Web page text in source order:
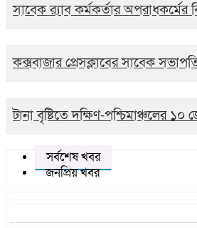
সাবেক র‍্যাব কর্মকর্তার অপরাধকর্মের
কক্সবাজার প্রেসক্লাবের সাবেক
টানা বৃষ্টিতে দক্ষিণ-পশ্চিমাঞ্চলের
সর্বশেষ খবর
জনপ্রিয় খবর